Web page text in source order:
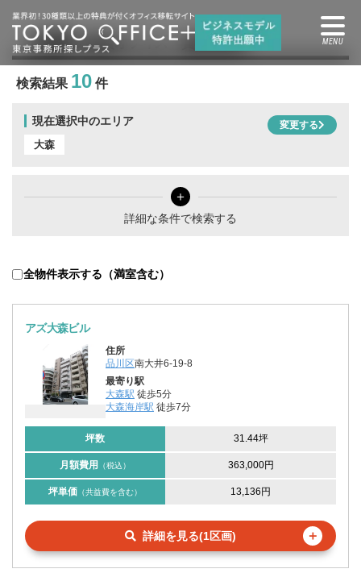
大森駅の賃貸オフィス・賃貸事務所
検索結果 10 件
現在選択中のエリア
大森
変更する
＋
詳細な条件で検索する
全物件表示する（満室含む）
アズ大森ビル
住所
品川区南大井6-19-8
最寄り駅
大森駅 徒歩5分
大森海岸駅 徒歩7分
坪数 31.44坪
月額費用 （税込） 363,000円
坪単価 （共益費を含む） 13,136円
詳細を見る(1区画) ＋